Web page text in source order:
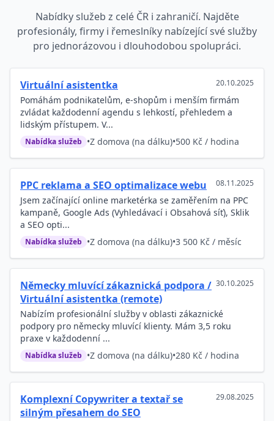
Nabídky služeb z celé ČR i zahraničí. Najděte
profesionály, firmy i řemeslníky nabízející své služby
pro jednorázovou i dlouhodobou spolupráci.
Virtuální asistentka 20.10.2025
Pomáhám podnikatelům, e-shopům i menším firmám
zvládat každodenní agendu s lehkostí, přehledem a
lidským přístupem. V...
Nabídka služeb •Z domova (na dálku)•500 Kč / hodina
PPC reklama a SEO optimalizace webu 08.11.2025
Jsem začínající online marketérka se zaměřením na PPC
kampaně, Google Ads (Vyhledávací i Obsahová síť), Sklik
a SEO opti...
Nabídka služeb •Z domova (na dálku)•3 500 Kč / měsíc
Německy mluvící zákaznická podpora /
Virtuální asistentka (remote)
30.10.2025
Nabízím profesionální služby v oblasti zákaznické
podpory pro německy mluvící klienty. Mám 3,5 roku
praxe v každodenní ...
Nabídka služeb •Z domova (na dálku)•280 Kč / hodina
Komplexní Copywriter a textař se
silným přesahem do SEO
29.08.2025